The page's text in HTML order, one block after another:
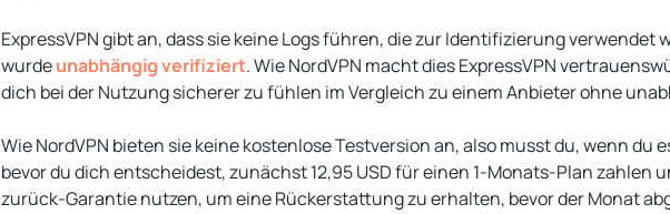
ExpressVPN gibt an, dass sie keine Logs führen, die zur Identifizierung verwendet
wurdeunabhängig verifiziert. Wie NordVPN macht dies ExpressVPN
dich bei der Nutzung sicherer zu fühlen im Vergleich zu einem Anbieter ohne
Wie NordVPN bieten sie keine kostenlose Testversion an, also musst du, wenn du
bevor du dich entscheidest, zunächst 12,95 USD für einen 1-Monats-Plan zahlen
zurück-Garantie nutzen, um eine Rückerstattung zu erhalten, bevor der Monat